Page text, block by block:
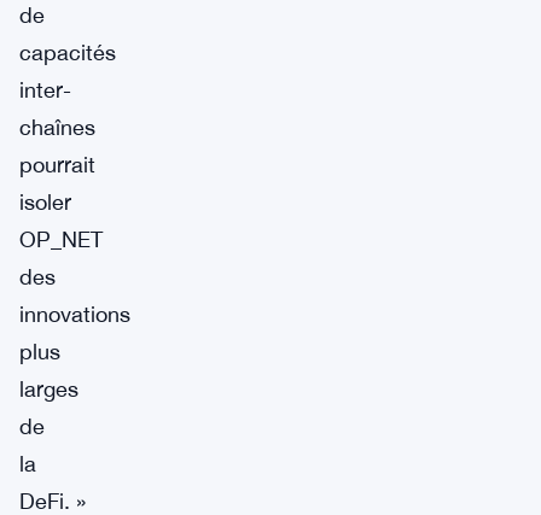
de
capacités
inter-
chaînes
pourrait
isoler
OP_NET
des
innovations
plus
larges
de
la
DeFi. »